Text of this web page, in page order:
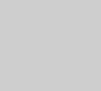
или Диктовки,